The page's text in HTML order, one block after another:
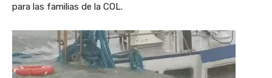
para las familias de la COL.
R
e
p